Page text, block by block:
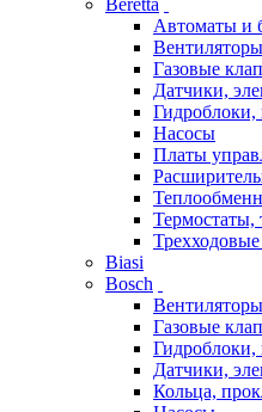
Beretta
Автоматы и
Вентиляторы
Газовые
Датчики,
Гидроблоки,
Насосы
Платы
Термостаты,
Biasi
Bosch
Вентиляторы
Газовые
Гидроблоки,
Датчики,
Кольца,